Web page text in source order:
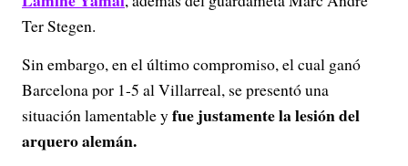
Ter Stegen.
Sin embargo, en el último compromiso, el cual ganó
Barcelona por 1-5 al Villarreal, se presentó una
situación lamentable yfue justamente la lesión del
arquero alemán.